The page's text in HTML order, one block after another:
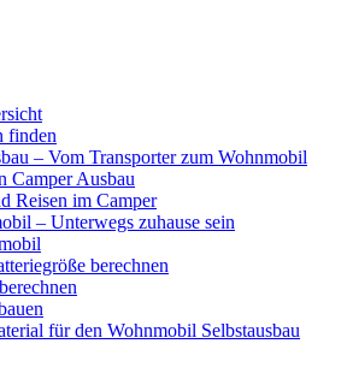
finden
– Vom Transporter zum Wohnmobil
Camper Ausbau
Reisen im Camper
– Unterwegs zuhause sein
berechnen
für den Wohnmobil Selbstausbau